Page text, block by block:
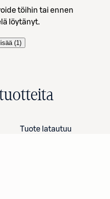
töihin tai ennen
löytänyt.
(1)
Tuote latautuu